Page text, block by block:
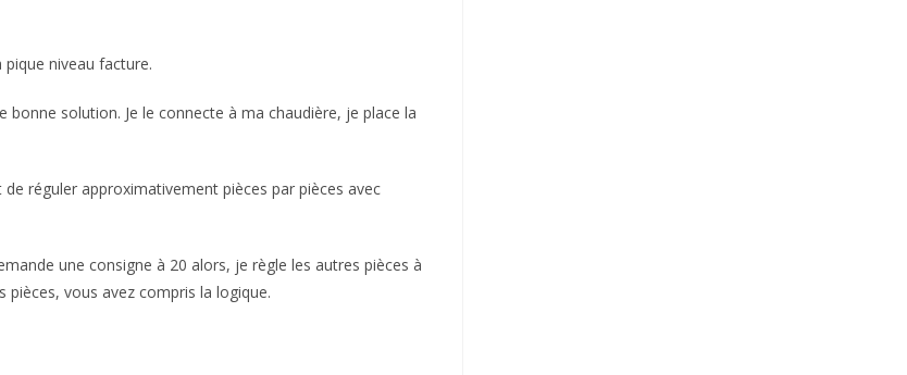
niveau facture.
solution. Je le connecte à ma chaudière, je place la
réguler approximativement pièces par pièces avec
une consigne à 20 alors, je règle les autres pièces à
pièces, vous avez compris la logique.